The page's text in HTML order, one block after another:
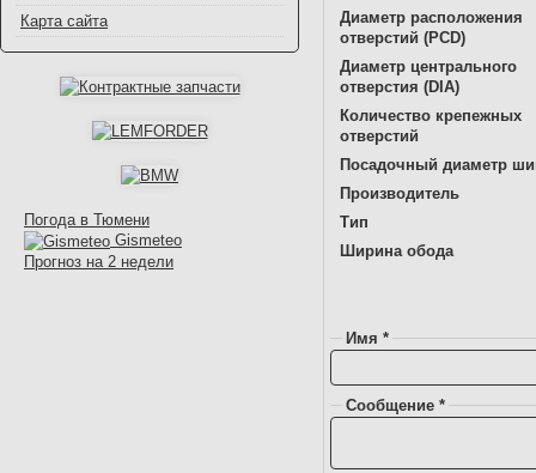
Карта сайта
Погода в Тюмени
Gismeteo
Прогноз на 2 недели
Диаметр расположения
отверстий (PCD)
Диаметр центрального
отверстия (DIA)
Количество крепежных
отверстий
Посадочный диаметр
Производитель
Тип
Ширина обода
Имя *
Сообщение *